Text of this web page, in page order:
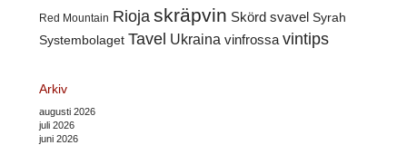
Red Mountain Rioja skräpvin Skörd svavel Syrah
Systembolaget Tavel Ukraina vinfrossa vintips
Arkiv
augusti 2026
juli 2026
juni 2026